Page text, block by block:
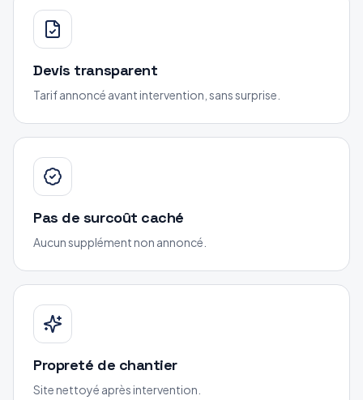
Devis transparent
Tarif annoncé avant intervention, sans surprise.
Pas de surcoût caché
Aucun supplément non annoncé.
Propreté de chantier
Site nettoyé après intervention.